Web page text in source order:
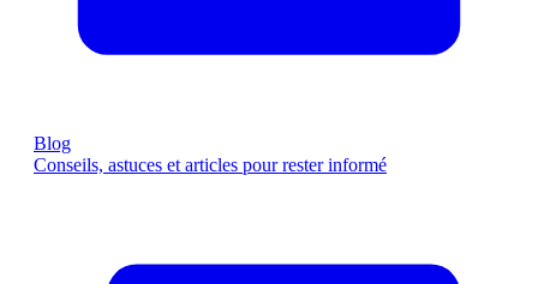
Blog
Conseils, astuces et articles pour rester informé